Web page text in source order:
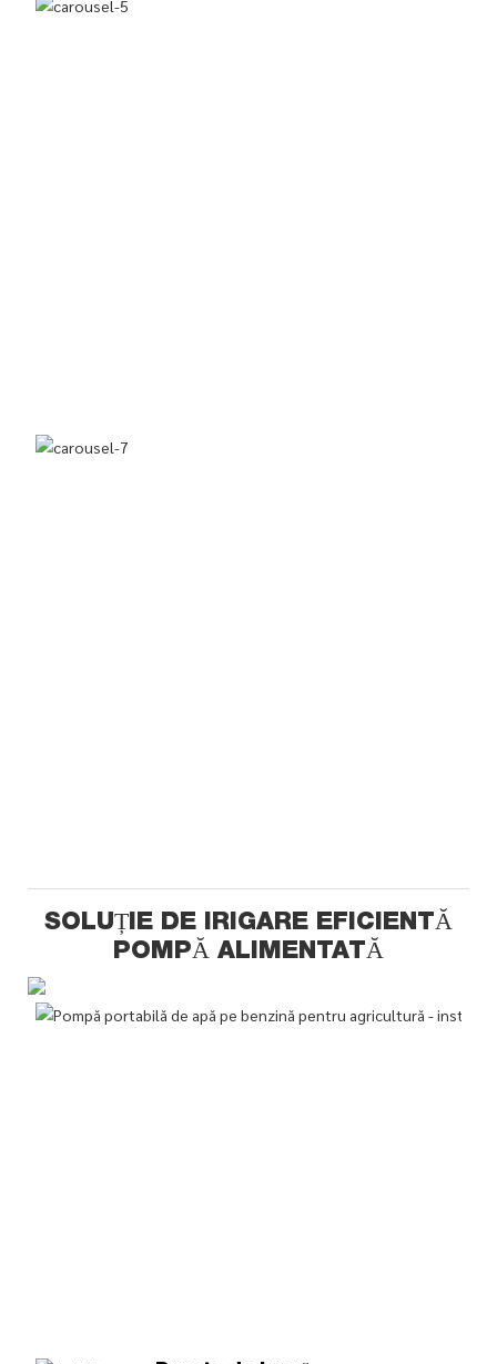
SOLUȚIE DE IRIGARE EFICIENTĂ
POMPĂ ALIMENTATĂ